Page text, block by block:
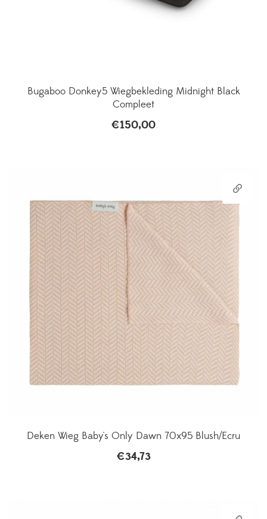
Bugaboo Donkey5 Wiegbekleding Midnight Black
Compleet
€150,00
Deken Wieg Baby's Only Dawn 70x95 Blush/Ecru
€34,73